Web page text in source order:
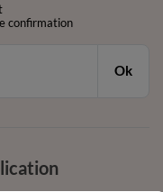
confirmation
Ok